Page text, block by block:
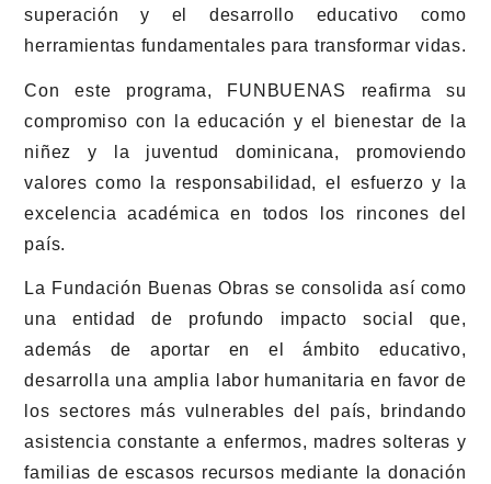
superación y el desarrollo educativo como
herramientas fundamentales para transformar vidas.
Con este programa, FUNBUENAS reafirma su
compromiso con la educación y el bienestar de la
niñez y la juventud dominicana, promoviendo
valores como la responsabilidad, el esfuerzo y la
excelencia académica en todos los rincones del
país.
La Fundación Buenas Obras se consolida así como
una entidad de profundo impacto social que,
además de aportar en el ámbito educativo,
desarrolla una amplia labor humanitaria en favor de
los sectores más vulnerables del país, brindando
asistencia constante a enfermos, madres solteras y
familias de escasos recursos mediante la donación